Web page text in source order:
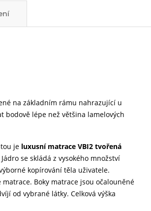
na základním rámu nahrazující u
bodově lépe než většina lamelových
je luxusní matrace VBI2 tvořená
se skládá z vysokého množství
kopírování těla uživatele.
Boky matrace jsou očalouněné
od vybrané látky. Celková výška